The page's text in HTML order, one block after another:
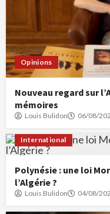
Opinions
Nouveau regard sur
mémoires
Louis Bulidon 06/08/
International
Polynésie : une loi
l’Algérie ?
Louis Bulidon 04/08/